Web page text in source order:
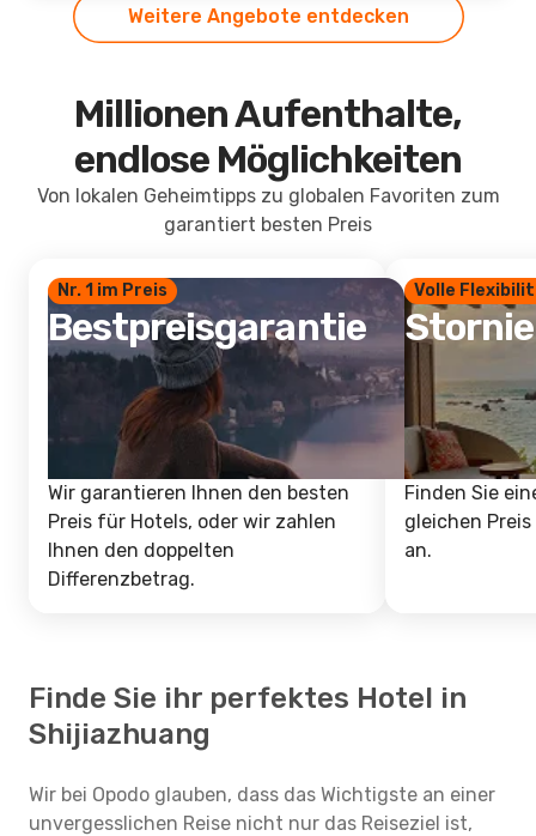
Weitere Angebote entdecken
Millionen Aufenthalte,
endlose Möglichkeiten
Von lokalen Geheimtipps zu globalen Favoriten zum
garantiert besten Preis
Nr. 1 im Preis
Bestpreisgarantie
Wir garantieren Ihnen den besten
Preis für Hotels, oder wir zahlen
Ihnen den doppelten
Differenzbetrag.
Volle
Finden Sie
gleichen
an.
Finde Sie ihr perfektes Hotel in
Shijiazhuang
Wir bei Opodo glauben, dass das Wichtigste an einer
unvergesslichen Reise nicht nur das Reiseziel ist,